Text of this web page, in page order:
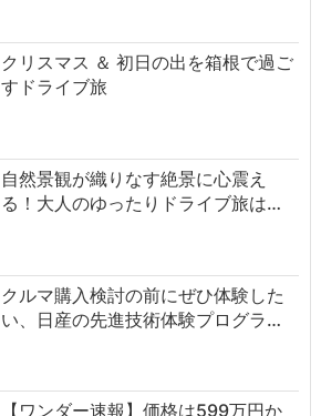
クリスマス ＆ 初日の出を箱根で過ご
すドライブ旅
自然景観が織りなす絶景に心震え
る！大人のゆったりドライブ旅は…
クルマ購入検討の前にぜひ体験した
い、日産の先進技術体験プログラ…
【ワンダー速報】価格は599万円か